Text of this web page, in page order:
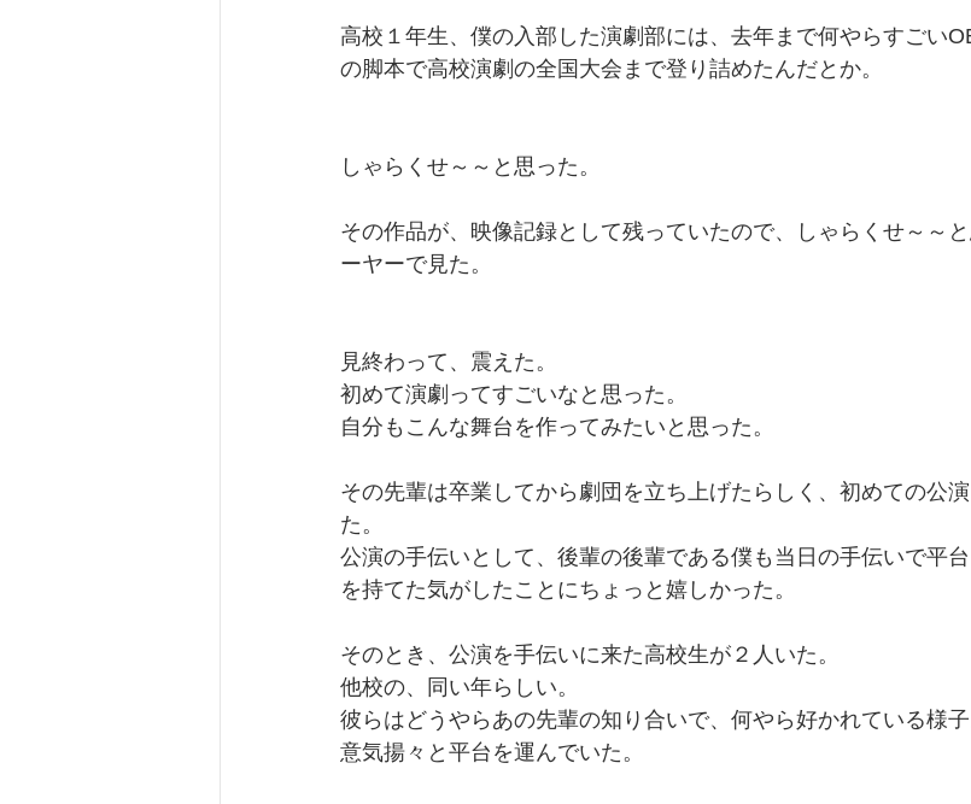
高校１年生、僕の入部した演劇部には、去年まで何やらすごい
の脚本で高校演劇の全国大会まで登り詰めたんだとか。
しゃらくせ～～と思った。
その作品が、映像記録として残っていたので、しゃらくせ～～
ーヤーで見た。
見終わって、震えた。
初めて演劇ってすごいなと思った。
自分もこんな舞台を作ってみたいと思った。
その先輩は卒業してから劇団を立ち上げたらしく、初めての公
た。
公演の手伝いとして、後輩の後輩である僕も当日の手伝いで平
を持てた気がしたことにちょっと嬉しかった。
そのとき、公演を手伝いに来た高校生が２人いた。
他校の、同い年らしい。
彼らはどうやらあの先輩の知り合いで、何やら好かれている様子
意気揚々と平台を運んでいた。